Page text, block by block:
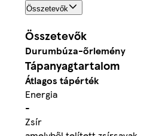
Összetevők
Összetevők
Durumbúza-őrlemény
Tápanyagtartalom
Átlagos tápérték
Energia
-
Zsír